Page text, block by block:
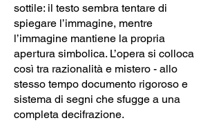
sottile: il testo sembra tentare di
spiegare l’immagine, mentre
l’immagine mantiene la propria
apertura simbolica. L’opera si colloca
così tra razionalità e mistero - allo
stesso tempo documento rigoroso e
sistema di segni che sfugge a una
completa decifrazione.